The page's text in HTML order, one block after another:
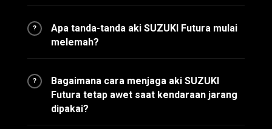
?
Apa tanda-tanda aki SUZUKI Futura mulai
melemah?
?
Bagaimana cara menjaga aki SUZUKI
Futura tetap awet saat kendaraan jarang
dipakai?